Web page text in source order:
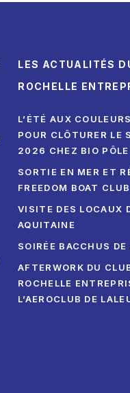
LES ACTUALITÉS
ROCHELLE
L’ÉTÉ AUX
POUR CLÔTURER LE
2026 CHEZ BIO PÔLE
SORTIE EN MER ET
FREEDOM BOAT CLUB
VISITE DES LOCAUX
AQUITAINE
SOIRÉE BACCHUS
AFTERWORK DU
ROCHELLE
L’AEROCLUB DE